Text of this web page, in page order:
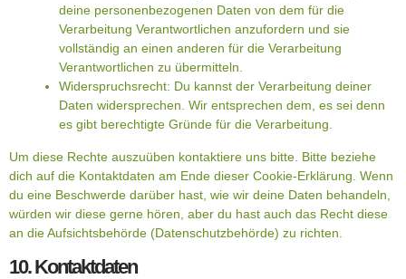
deine personenbezogenen Daten von dem für die
Verarbeitung Verantwortlichen anzufordern und sie
vollständig an einen anderen für die Verarbeitung
Verantwortlichen zu übermitteln.
Widerspruchsrecht: Du kannst der Verarbeitung deiner
Daten widersprechen. Wir entsprechen dem, es sei denn
es gibt berechtigte Gründe für die Verarbeitung.
Um diese Rechte auszuüben kontaktiere uns bitte. Bitte beziehe
dich auf die Kontaktdaten am Ende dieser Cookie-Erklärung. Wenn
du eine Beschwerde darüber hast, wie wir deine Daten behandeln,
würden wir diese gerne hören, aber du hast auch das Recht diese
an die Aufsichtsbehörde (Datenschutzbehörde) zu richten.
10. Kontaktdaten